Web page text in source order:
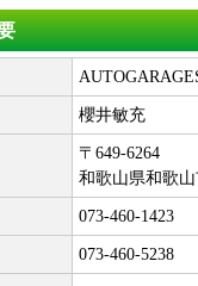
櫻井敏充
〒649-6264
和歌山県和歌山
073-460-1423
073-460-5238